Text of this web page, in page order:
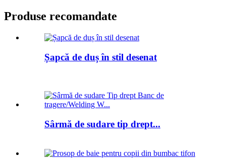
Produse recomandate
Șapcă de duș în stil desenat
Sârmă de sudare tip drept...